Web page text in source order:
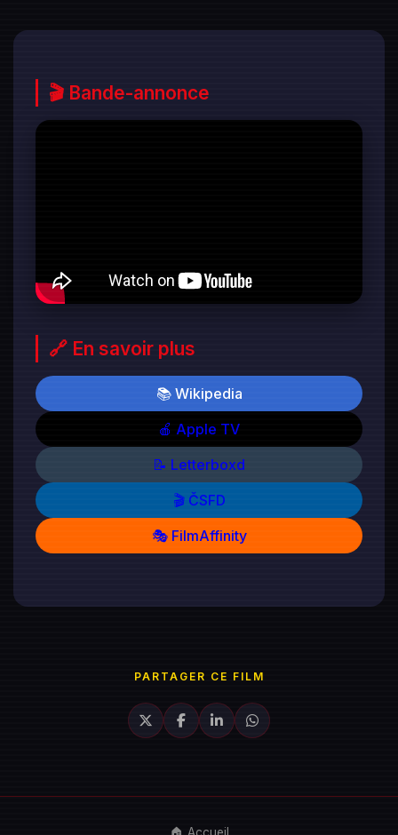
🎬 Bande-annonce
🔗 En savoir plus
📚 Wikipedia
🍎 Apple TV
📝 Letterboxd
🎬 ČSFD
🎭 FilmAffinity
PARTAGER CE FILM